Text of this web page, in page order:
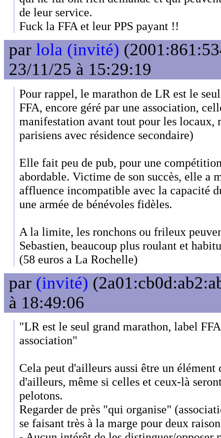
de leur service.
Fuck la FFA et leur PPS payant !!
par lola (invité)
23/11/25 à 15:29:19
Pour rappel, le marathon de LR est le
FFA, encore géré par une association,
manifestation avant tout pour les locaux,
parisiens avec résidence secondaire)
Elle fait peu de pub, pour une
abordable. Victime de son succès, elle a
affluence incompatible avec la capacité
une armée de bénévoles fidèles.
A la limite, les ronchons ou frileux
Sebastien, beaucoup plus roulant et
(58 euros a La Rochelle)
par (invité)
à 18:49:06
"LR est le seul grand marathon, label
association"
Cela peut d'ailleurs aussi être un
d'ailleurs, même si celles et ceux-là
pelotons.
Regarder de près "qui organise"
se faisant très à la marge pour deux